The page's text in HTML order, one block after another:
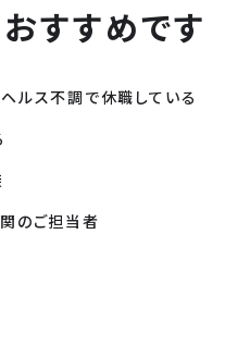
すすめです
ルス不調で休職している
のご担当者